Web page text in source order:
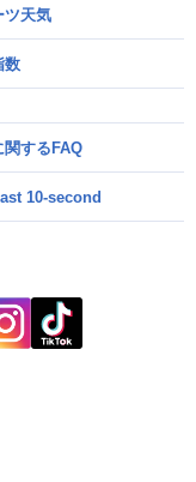
ツ天気
数
関するFAQ
10-second